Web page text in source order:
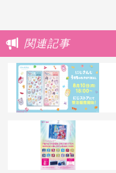
関連記事